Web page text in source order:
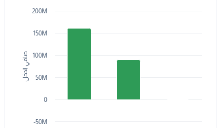
صافي الدخل
-50M
0
50M
100M
150M
200M